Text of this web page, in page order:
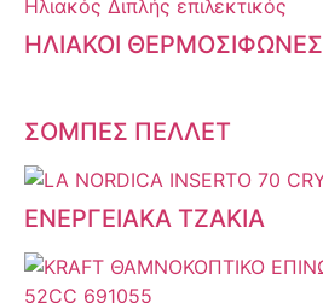
ΗΛΙΑΚΟΙ ΘΕΡΜΟΣΙΦΩΝΕΣ
ΣΟΜΠΕΣ ΠΕΛΛΕΤ
ΕΝΕΡΓΕΙΑΚΑ ΤΖΑΚΙΑ